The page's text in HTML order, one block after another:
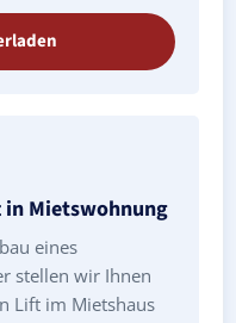
in Mietswohnung
eines
stellen wir Ihnen
Lift im Mietshaus